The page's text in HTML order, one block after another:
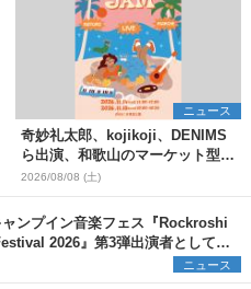
ニュース
奇妙礼太郎、kojikoji、DENIMS
ら出演、和歌山のマーケット型野
外イベント『PICNIC JAM
2026』早割チケット発売開始
2026/08/08 (土)
ンプイン音楽フェス『Rockroshi
2026』第3弾出演者として
りゆし58、Reiを発表
ニュース